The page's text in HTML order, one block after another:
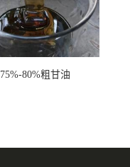
75%-80%粗甘油